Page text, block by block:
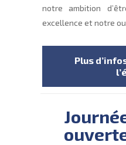
notre ambition
excellence et notre
Plus